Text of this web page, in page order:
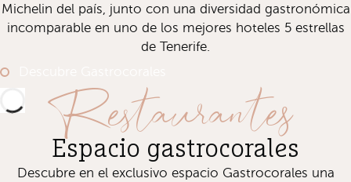
Michelin del país, junto con una diversidad gastronómica
incomparable en uno de los mejores hoteles 5 estrellas
de Tenerife.
Restaurantes
Espacio gastrocorales
Descubre en el exclusivo espacio Gastrocorales una